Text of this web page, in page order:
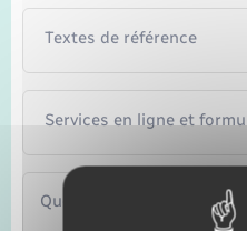
Textes de référence
Services en ligne et
Questions ? Réponses !